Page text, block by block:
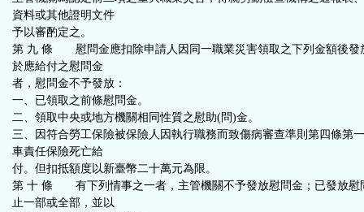
資料或其他證明文件
予以審酌定之。
第 九 條 慰問金應扣除申請人因同一職業災害領取之下列金額後發
於應給付之慰問金
者，慰問金不予發放：
一、已領取之前條慰問金。
二、領取中央或地方機關相同性質之慰助(問)金。
三、因符合勞工保險被保險人因執行職務而致傷病審查準則第四條第
車責任保險死亡給
付。但扣抵額度以新臺幣二十萬元為限。
第 十 條 有下列情事之一者，主管機關不予發放慰問金；已發放慰
止一部或全部，並以